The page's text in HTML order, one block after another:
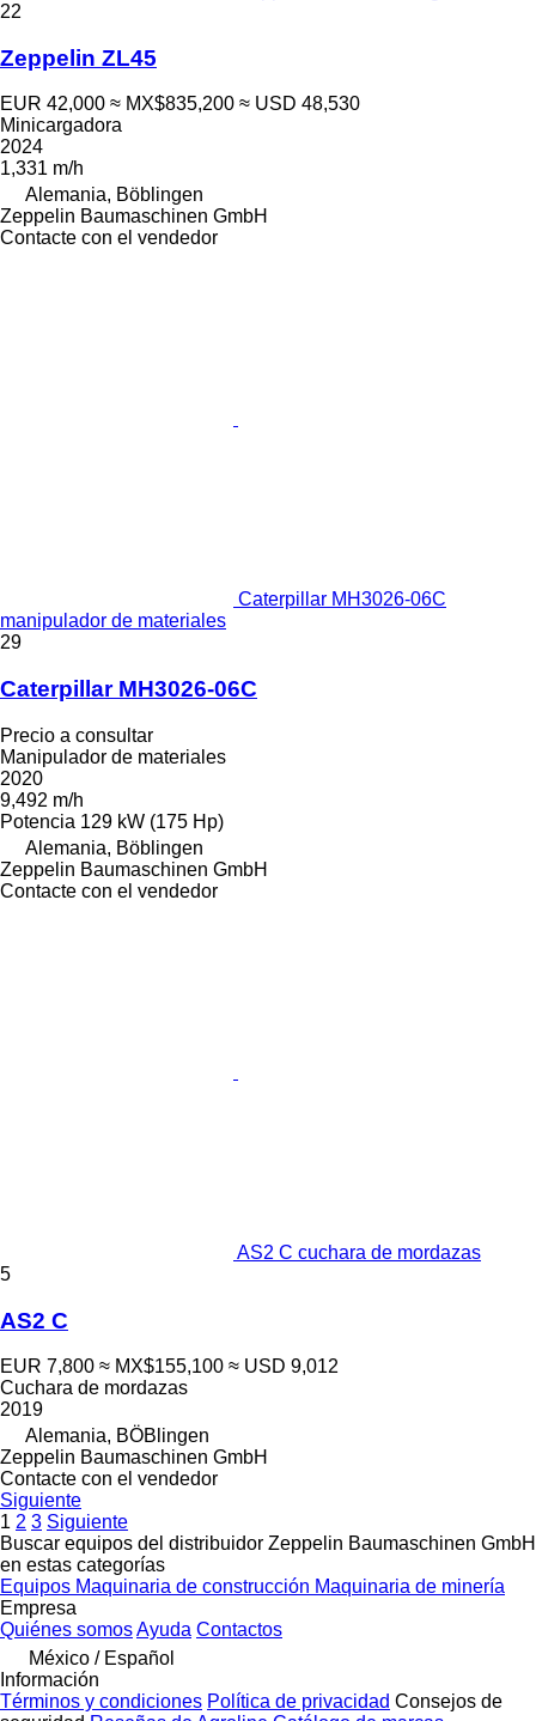
22
Zeppelin ZL45
EUR 42,000 ≈ MX$835,200 ≈ USD 48,530
Minicargadora
2024
1,331 m/h
Alemania, Böblingen
Zeppelin Baumaschinen GmbH
Contacte con el vendedor
Caterpillar MH3026-06C
manipulador de materiales
29
Caterpillar MH3026-06C
Precio a consultar
Manipulador de materiales
2020
9,492 m/h
Potencia 129 kW (175 Hp)
Alemania, Böblingen
Zeppelin Baumaschinen GmbH
Contacte con el vendedor
AS2 C cuchara de mordazas
5
AS2 C
EUR 7,800 ≈ MX$155,100 ≈ USD 9,012
Cuchara de mordazas
2019
Alemania, BÖBlingen
Zeppelin Baumaschinen GmbH
Contacte con el vendedor
Siguiente
1 2 3 Siguiente
Buscar equipos del distribuidor Zeppelin Baumaschinen GmbH
en estas categorías
Equipos Maquinaria de construcción Maquinaria de minería
Empresa
Quiénes somosAyuda Contactos
México / Español
Información
Términos y condiciones Política de privacidad Consejos de